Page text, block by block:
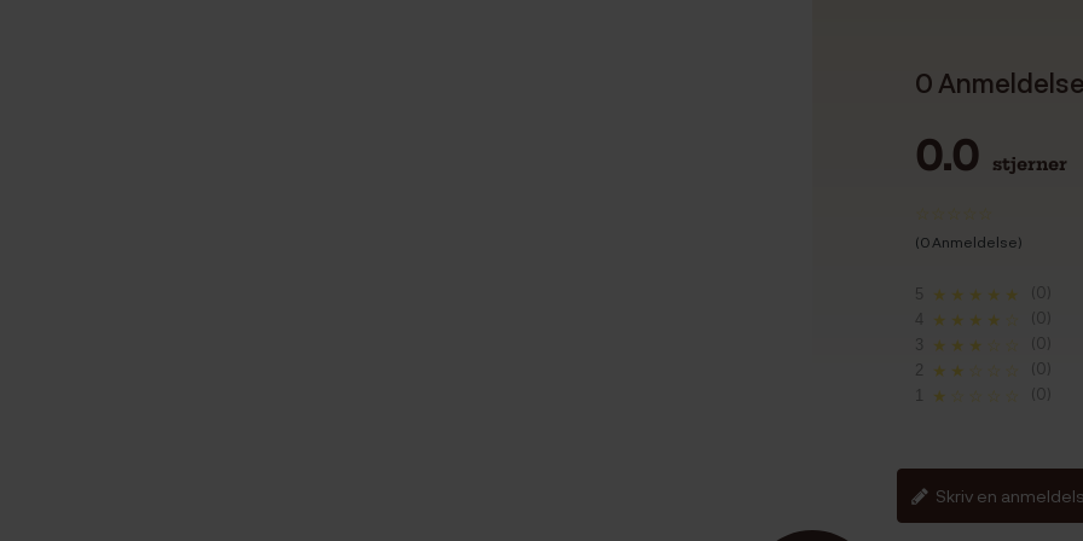
0
0.0 stjerner
(0 Anmeldelse)
5 ★★★★★ (0)
★★★★☆ (0)
3 ★★★☆☆ (0)
2 ★★☆☆☆ (0)
1 ★☆☆☆☆ (0)
Skriv en